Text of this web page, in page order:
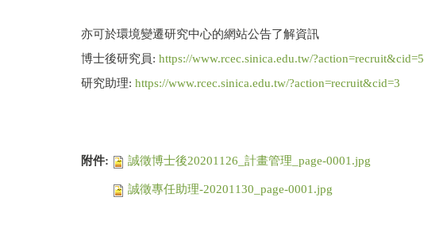
亦可於環境變遷研究中心的網站公告了解資訊
博士後研究員: https://www.rcec.sinica.edu.tw/?action=recruit&cid=5
研究助理: https://www.rcec.sinica.edu.tw/?action=recruit&cid=3
附件: 誠徵博士後20201126_計畫管理_page-0001.jpg
誠徵專任助理-20201130_page-0001.jpg